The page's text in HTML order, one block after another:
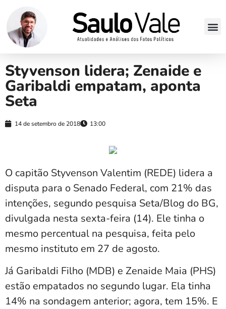
Styvenson lidera; Zenaide e
Garibaldi empatam, aponta
Seta
14 de setembro de 2018 13:00
O capitão Styvenson Valentim (REDE) lidera a
disputa para o Senado Federal, com 21% das
intenções, segundo pesquisa Seta/Blog do BG,
divulgada nesta sexta-feira (14). Ele tinha o
mesmo percentual na pesquisa, feita pelo
mesmo instituto em 27 de agosto.
Já Garibaldi Filho (MDB) e Zenaide Maia (PHS)
estão empatados no segundo lugar. Ela tinha
14% na sondagem anterior; agora, tem 15%. E